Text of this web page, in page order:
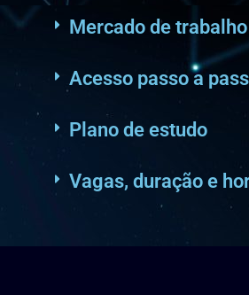
Mercado de trabalho
Vagas, duração e